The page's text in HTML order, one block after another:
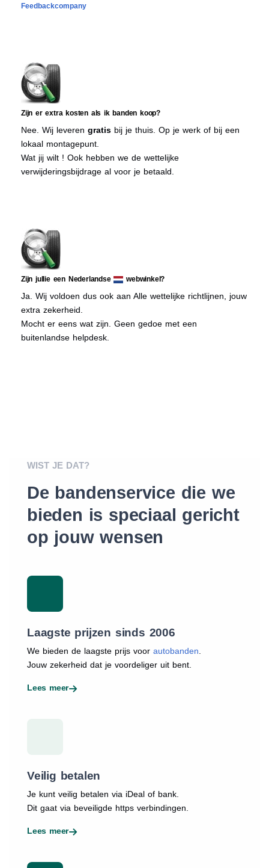
Feedbackcompany
Zijn er extra kosten als ik banden koop?
Nee. Wij leveren gratis bij je thuis. Op je werk of bij een
lokaal montagepunt.
Wat jij wilt ! Ook hebben we de wettelijke
verwijderingsbijdrage al voor je betaald.
Zijn jullie een Nederlandse webwinkel?
Ja. Wij voldoen dus ook aan Alle wettelijke richtlijnen, jouw
extra zekerheid.
Mocht er eens wat zijn. Geen gedoe met een
buitenlandse helpdesk.
WIST JE DAT?
De bandenservice die we
bieden is speciaal gericht
op jouw wensen
Laagste prijzen sinds 2006
We bieden de laagste prijs voor autobanden
Jouw zekerheid dat je voordeliger uit bent.
Lees meer
Veilig betalen
Je kunt veilig betalen via iDeal of bank.
Dit gaat via beveiligde https verbindingen.
Lees meer